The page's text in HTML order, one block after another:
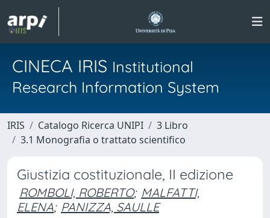
CINECA IRIS Institutional
Research Information System
IRIS Catalogo Ricerca UNIPI
3 Libro
3.1 Monografia o trattato scientifico
Giustizia costituzionale, II edizione
ROMBOLI, ROBERTO; MALFATTI,
ELENA; PANIZZA, SAULLE